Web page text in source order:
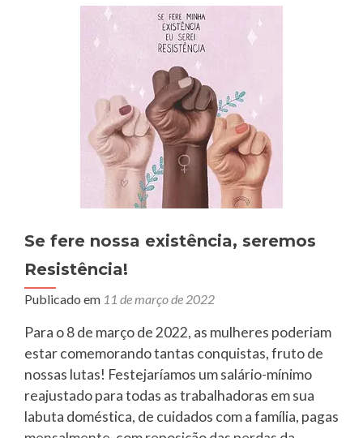
Maria,
dizer
Reino
chega
caminhando
(D.
Pedro
Se fere nossa existência, seremos
Resistência!
Publicado em 11 de março de 2022
Para o 8 de março de 2022, as mulheres poderiam
estar comemorando tantas conquistas, fruto de
nossas lutas! Festejaríamos um salário-mínimo
reajustado para todas as trabalhadoras em sua
labuta doméstica, de cuidados com a família, pagas